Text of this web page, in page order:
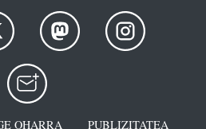
OHARRA
PUBLIZITATEA